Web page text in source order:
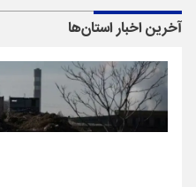
آخرین اخبار استان‌ها